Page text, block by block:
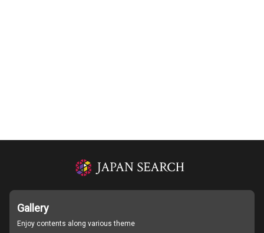
Gallery
Enjoy contents along various theme